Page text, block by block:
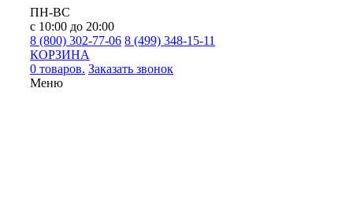
ПН-ВС
с 10:00 до 20:00
8 (800) 302-77-06 8 (499) 348-15-11
КОРЗИНА
0 товаров. Заказать звонок
Меню